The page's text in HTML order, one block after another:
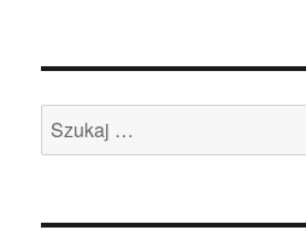
Szukaj: